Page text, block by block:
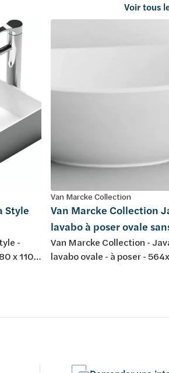
Voir tous
Style
-
x 110
Van Marcke Collection
Van Marcke Collection
lavabo à poser ovale
Van Marcke Collection -
lavabo ovale - à poser -